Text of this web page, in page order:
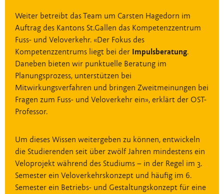
Weiter betreibt das Team um Carsten Hagedorn im
Auftrag des Kantons St.Gallen das Kompetenzzentrum
Fuss- und Veloverkehr. «Der Fokus des
Kompetenzzentrums liegt bei der Impulsberatung.
Daneben bieten wir punktuelle Beratung im
Planungsprozess, unterstützen bei
Mitwirkungsverfahren und bringen Zweitmeinungen bei
Fragen zum Fuss- und Veloverkehr ein», erklärt der OST-
Professor.
Um dieses Wissen weitergeben zu können, entwickeln
die Studierenden seit über zwölf Jahren mindestens ein
Veloprojekt während des Studiums – in der Regel im 3.
Semester ein Veloverkehrskonzept und häufig im 6.
Semester ein Betriebs- und Gestaltungskonzept für eine